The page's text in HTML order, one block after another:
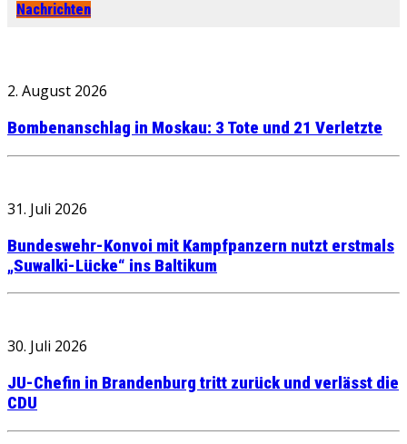
Nachrichten
2. August 2026
Bombenanschlag in Moskau: 3 Tote und 21 Verletzte
31. Juli 2026
Bundeswehr-Konvoi mit Kampfpanzern nutzt erstmals
„Suwalki-Lücke“ ins Baltikum
30. Juli 2026
JU-Chefin in Brandenburg tritt zurück und verlässt die
CDU